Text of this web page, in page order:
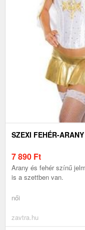
SZEXI FEHÉR-
7 890 Ft
Arany és fehér színű
is a szettben van.
női
zavtra.hu